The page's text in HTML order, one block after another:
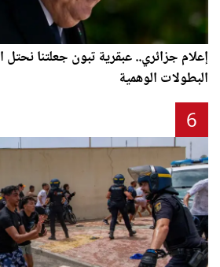
إعلام جزائري.. عبقرية تبون جعلتنا نحتل
البطولات الوهمية
6